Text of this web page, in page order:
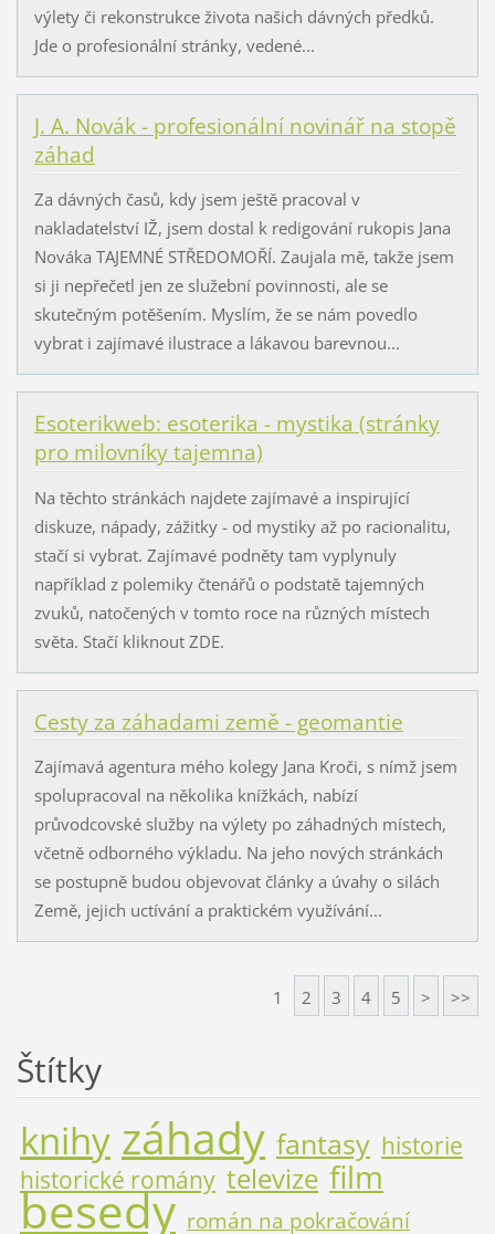
výlety či rekonstrukce života našich dávných předků.
Jde o profesionální stránky, vedené...
J. A. Novák - profesionální novinář na stopě
záhad
Za dávných časů, kdy jsem ještě pracoval v
nakladatelství IŽ, jsem dostal k redigování rukopis Jana
Nováka TAJEMNÉ STŘEDOMOŘÍ. Zaujala mě, takže jsem
si ji nepřečetl jen ze služební povinnosti, ale se
skutečným potěšením. Myslím, že se nám povedlo
vybrat i zajímavé ilustrace a lákavou barevnou...
Esoterikweb: esoterika - mystika (stránky
pro milovníky tajemna)
Na těchto stránkách najdete zajímavé a inspirující
diskuze, nápady, zážitky - od mystiky až po racionalitu,
stačí si vybrat. Zajímavé podněty tam vyplynuly
například z polemiky čtenářů o podstatě tajemných
zvuků, natočených v tomto roce na různých místech
světa. Stačí kliknout ZDE.
Cesty za záhadami země - geomantie
Zajímavá agentura mého kolegy Jana Kroči, s nímž jsem
spolupracoval na několika knížkách, nabízí
průvodcovské služby na výlety po záhadných místech,
včetně odborného výkladu. Na jeho nových stránkách
se postupně budou objevovat články a úvahy o silách
Země, jejich uctívání a praktickém využívání...
1 2 3 4 5 > >>
Štítky
knihy záhady fantasy historie
historické romány televize film
besedy román na pokračování